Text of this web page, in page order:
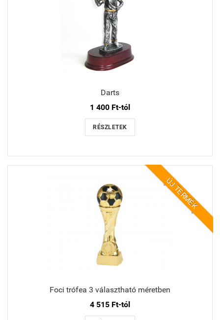
Darts
1 400 Ft-tól
RÉSZLETEK
ÚJ TERMÉK
Foci trófea 3 választható méretben
4 515 Ft-tól